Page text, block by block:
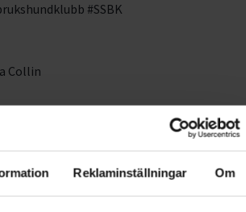
Reklaminställningar Om
#SSBK
Collin